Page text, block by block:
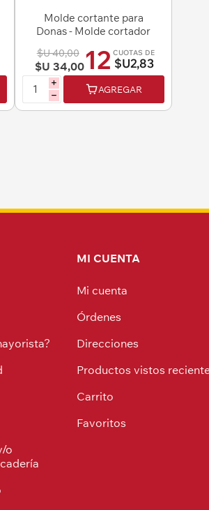
Molde cortante para
Donas - Molde cortador
$U 40,00
$U 34,0012 CUOTAS DE
$U2,83
i
h
AGREGAR
o
MI CUENTA
Mi cuenta
Órdenes
Direcciones
Productos vistos
Carrito
Favoritos